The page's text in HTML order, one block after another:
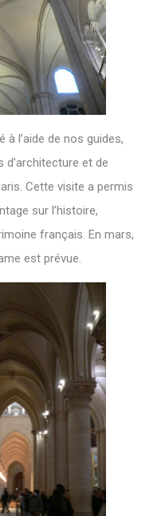
à l’aide de nos guides,
et de
Cette visite a permis
sur l’histoire,
français. En mars,
est prévue.